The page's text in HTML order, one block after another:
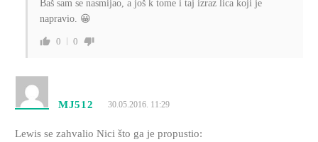
Baš sam se nasmijao, a još k tome i taj izraz lica koji je
napravio. 😀
0 0
MJ512 30.05.2016. 11:29
Lewis se zahvalio Nici što ga je propustio: